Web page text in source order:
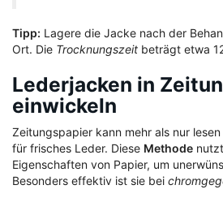
Tipp: Lagere die Jacke nach der
Ort. Die Trocknungszeit beträgt etwa
Lederjacken in
einwickeln
Zeitungspapier kann mehr als nur
für frisches Leder. Diese Methode
Eigenschaften von Papier, um
Besonders effektiv ist sie bei